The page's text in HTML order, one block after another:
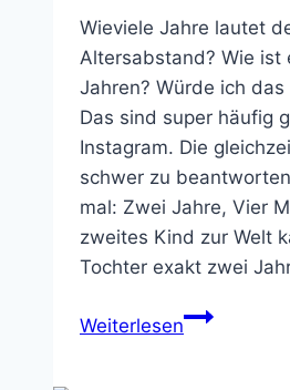
Wieviele Jahre lautet
Altersabstand? Wie ist
Jahren? Würde ich
Das sind super häufig
Instagram. Die
schwer zu
mal: Zwei Jahre, Vier
zweites Kind zur Welt
Tochter exakt zwei
WeiterlesenDer